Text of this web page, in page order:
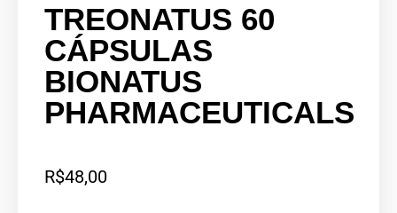
TREONATUS 60
CÁPSULAS
BIONATUS
PHARMACEUTICALS
R$48,00